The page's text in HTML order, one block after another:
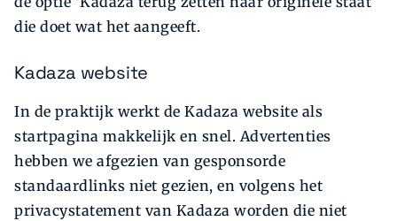
die doet wat het aangeeft.
Kadaza website
In de praktijk werkt de Kadaza website als
startpagina makkelijk en snel. Advertenties
hebben we afgezien van gesponsorde
standaardlinks niet gezien, en volgens het
privacystatement van Kadaza worden die niet